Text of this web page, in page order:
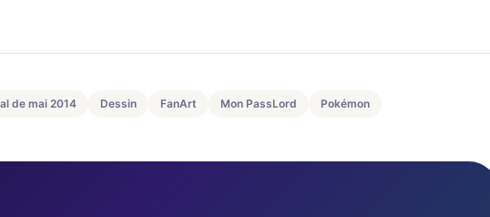
de mai 2014 Dessin FanArt Mon PassLord Pokémon